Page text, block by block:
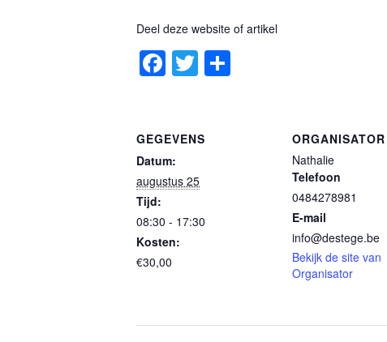
Deel deze website of artikel
Facebook
Twitter
GEGEVENS
Datum:
augustus 25
Tijd:
08:30 - 17:30
Kosten:
€30,00
ORGANISATOR
Nathalie
Telefoon
0484278981
E-mail
info@destege.be
Bekijk de site van
Organisator